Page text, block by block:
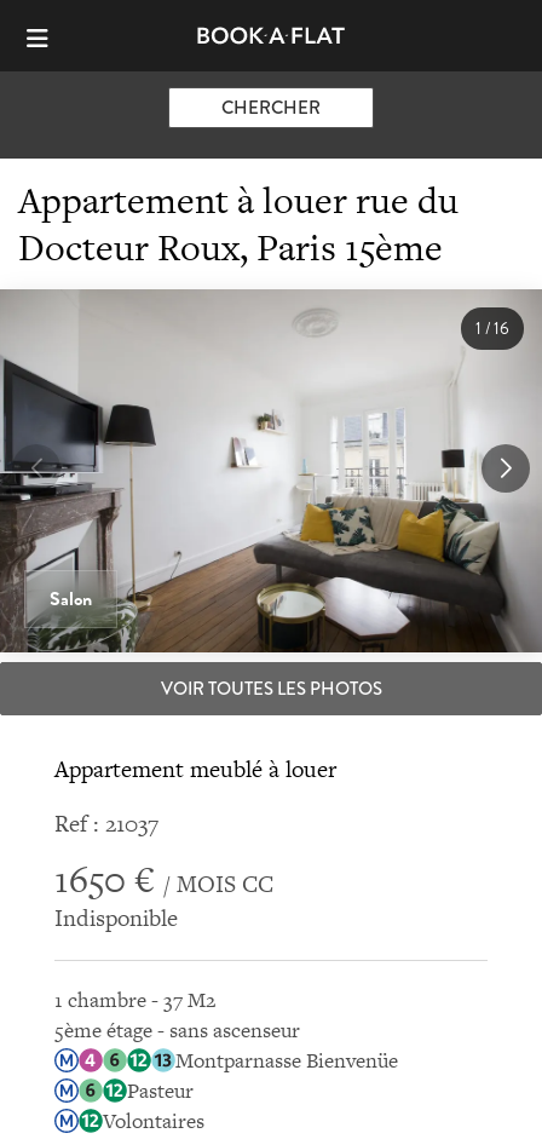
CHERCHER
Appartement à louer rue du
Docteur Roux, Paris 15ème
Salon
1 /16
VOIR TOUTES LES PHOTOS
Appartement meublé à louer
Ref : 21037
1650 € / MOIS CC
Indisponible
1 chambre - 37 M2
5ème étage - sans ascenseur
Montparnasse Bienvenüe
Pasteur
Volontaires